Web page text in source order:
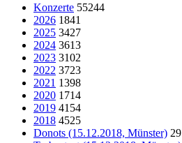
Konzerte 55244
2026 1841
2025 3427
2024 3613
2023 3102
2022 3723
2021 1398
2020 1714
2019 4154
2018 4525
Donots (15.12.2018, Münster) 29